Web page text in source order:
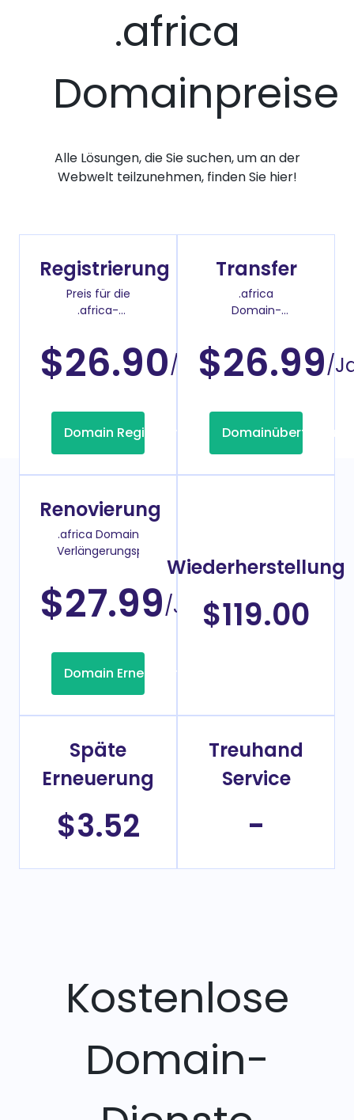
.africa
Domainpreise
Alle Lösungen, die Sie suchen, um an der
Webwelt teilzunehmen, finden Sie hier!
Registrierung
Preis für die
.africa-
$26.90/Jahr
Domain Registrierung
Transfer
.africa
Domain-
$26.99/
Domainübertragung
Renovierung
.africa Domain
Verlängerungspreis
$27.99/Jahr
Domain Erneuerung
Wiederherstellung
$119.00
Späte
Erneuerung
$3.52
Treuhand
Service
-
Kostenlose
Domain-